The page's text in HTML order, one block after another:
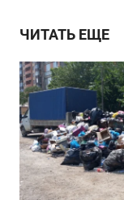
ЧИТАТЬ ЕЩЕ